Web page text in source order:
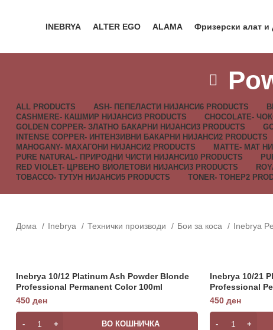
INEBRYA ALTER EGO ALAMA Фризерски алат и
ALL PRODUCTS ASH- ПЕПЕЛАСТИ НИЈАНСИ6 PRODUCTS
CASHMERE- КАШМИР НИЈАНСИ3 PRODUCTS CHOCOLATE-
GOLDEN COPPER- ЗЛАТНО БАКАРНИ НИЈАНСИ3 PRODUCTS
INTENSE COPPER- ИНТЕНЗИВНИ БАКАРНИ НИЈАНСИ2 PRODUCTS
MAHOGANY- МАХАГОНИ НИЈАНСИ2 PRODUCTS MATTE- МАТ
PURE NATURAL- ПРИРОДНИ ЧИСТИ НИЈАНСИ 10 PRODUCTS
RED VIOLET- ЦРВЕНО ВИОЛЕТОВИ НИЈАНСИ3 PRODUCTS
TOBACCO- ТУТУН НИЈАНСИ5 PRODUCTS TONER- ТОНЕР2
Дома Inebrya Технички производи Бои за коса Inebrya
Inebrya 10/12 Platinum Ash Powder Blonde
Professional Permanent Color 100ml
450 ден
ВО КОШНИЧКА
Inebrya 10/21
Professional
450 ден